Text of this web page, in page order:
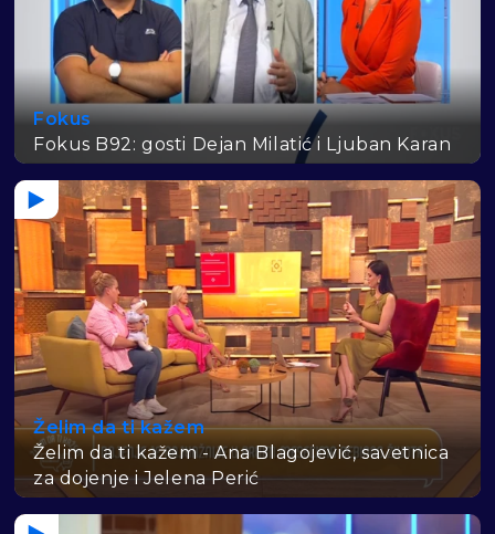
Fokus
Fokus B92: gosti Dejan Milatić i Ljuban Karan
Želim da ti kažem
Želim da ti kažem - Ana Blagojević, savetnica
za dojenje i Jelena Perić